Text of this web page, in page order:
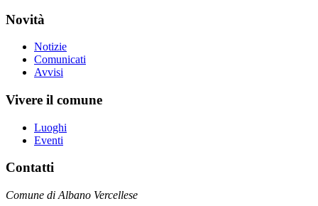
Novità
Notizie
Comunicati
Avvisi
Vivere il comune
Luoghi
Eventi
Contatti
Comune di Albano Vercellese